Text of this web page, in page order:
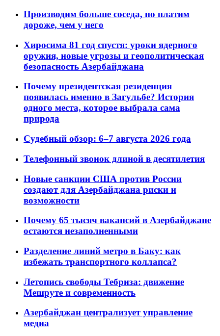
Производим больше соседа, но платим
дороже, чем у него
Хиросима 81 год спустя: уроки ядерного
оружия, новые угрозы и геополитическая
безопасность Азербайджана
Почему президентская резиденция
появилась именно в Загульбе? История
одного места, которое выбрала сама
природа
Судебный обзор: 6–7 августа 2026 года
Телефонный звонок длиной в десятилетия
Новые санкции США против России
создают для Азербайджана риски и
возможности
Почему 65 тысяч вакансий в Азербайджане
остаются незаполненными
Разделение линий метро в Баку: как
избежать транспортного коллапса?
Летопись свободы Тебриза: движение
Мешруте и современность
Азербайджан централизует управление
медиа